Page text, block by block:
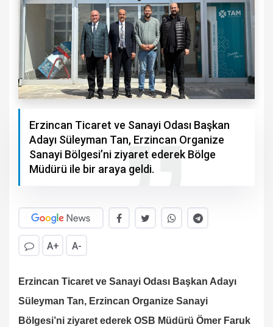
Erzincan Ticaret ve Sanayi Odası Başkan
Adayı Süleyman Tan, Erzincan Organize
Sanayi Bölgesi’ni ziyaret ederek Bölge
Müdürü ile bir araya geldi.
A+ A-
Erzincan Ticaret ve Sanayi Odası Başkan Adayı
Süleyman Tan, Erzincan Organize Sanayi
Bölgesi’ni ziyaret ederek OSB Müdürü Ömer Faruk